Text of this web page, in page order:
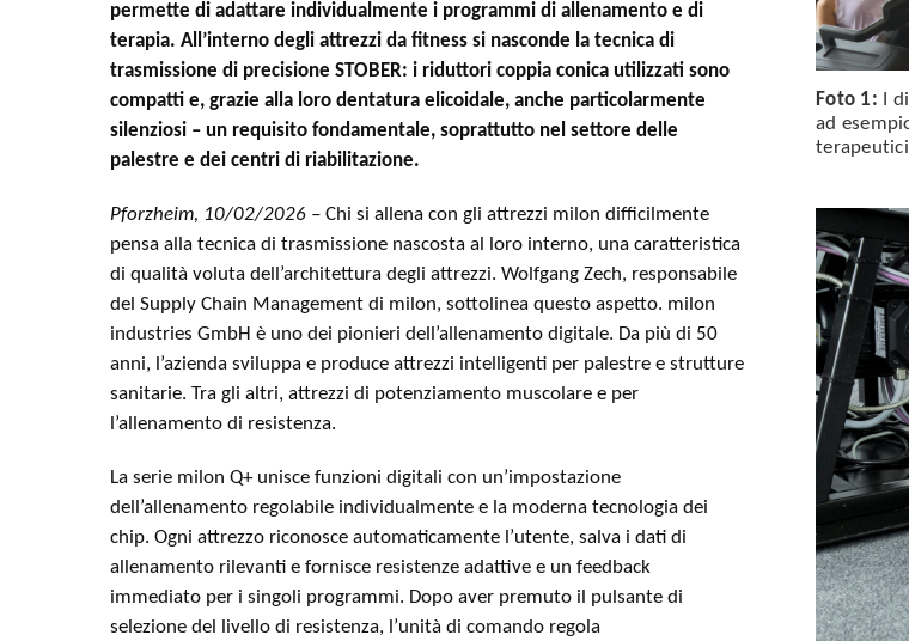
permette di adattare individualmente i programmi di allenamento e di
terapia. All’interno degli attrezzi da fitness si nasconde la tecnica di
trasmissione di precisione STOBER: i riduttori coppia conica utilizzati sono
compatti e, grazie alla loro dentatura elicoidale, anche particolarmente
silenziosi – un requisito fondamentale, soprattutto nel settore delle
palestre e dei centri di riabilitazione.
Pforzheim, 10/02/2026 – Chi si allena con gli attrezzi milon difficilmente
pensa alla tecnica di trasmissione nascosta al loro interno, una caratteristica
di qualità voluta dell’architettura degli attrezzi. Wolfgang Zech, responsabile
del Supply Chain Management di milon, sottolinea questo aspetto. milon
industries GmbH è uno dei pionieri dell’allenamento digitale. Da più di 50
anni, l’azienda sviluppa e produce attrezzi intelligenti per palestre e strutture
sanitarie. Tra gli altri, attrezzi di potenziamento muscolare e per
l’allenamento di resistenza.
La serie milon Q+ unisce funzioni digitali con un’impostazione
dell’allenamento regolabile individualmente e la moderna tecnologia dei
chip. Ogni attrezzo riconosce automaticamente l’utente, salva i dati di
allenamento rilevanti e fornisce resistenze adattive e un feedback
immediato per i singoli programmi. Dopo aver premuto il pulsante di
selezione del livello di resistenza, l’unità di comando regola
Foto 1: I
ad